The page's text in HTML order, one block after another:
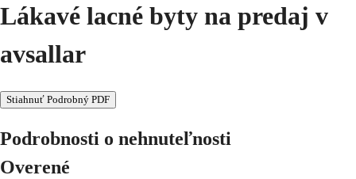
Lákavé lacné byty na predaj v
avsallar
Stiahnuť Podrobný PDF
Podrobnosti o nehnuteľnosti
Overené